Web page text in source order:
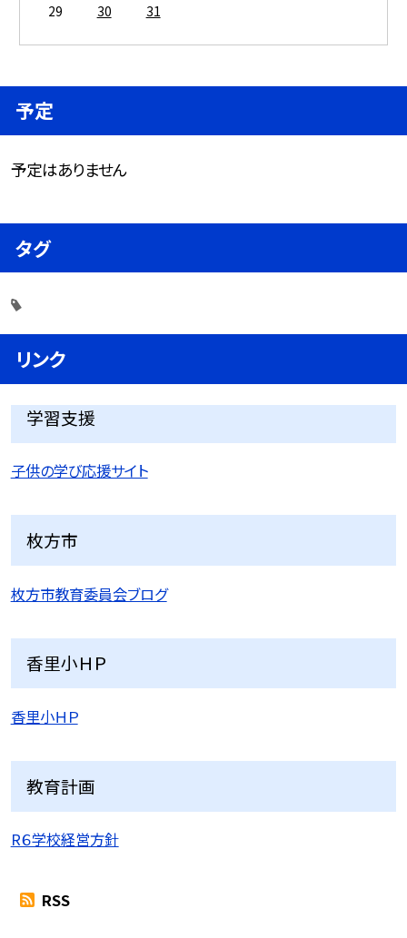
29
30 31
予定
予定はありません
タグ
リンク
学習支援
子供の学び応援サイト
枚方市
枚方市教育委員会ブログ
香里小ＨＰ
香里小ＨＰ
教育計画
R６学校経営方針
RSS